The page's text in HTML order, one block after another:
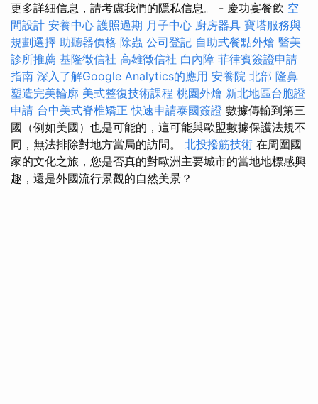
更多詳細信息，請考慮我們的隱私信息。 - 慶功宴餐飲 空
間設計 安養中心 護照過期 月子中心 廚房器具 寶塔服務與
規劃選擇 助聽器價格 除蟲 公司登記 自助式餐點外燴 醫美
診所推薦 基隆徵信社 高雄徵信社 白內障 菲律賓簽證申請
指南 深入了解Google Analytics的應用 安養院 北部 隆鼻
塑造完美輪廓 美式整復技術課程 桃園外燴 新北地區台胞證
申請 台中美式脊椎矯正快速申請泰國簽證 數據傳輸到第三
國（例如美國）也是可能的，這可能與歐盟數據保護法規不
同，無法排除對地方當局的訪問。 北投撥筋技術 在周圍國
家的文化之旅，您是否真的對歐洲主要城市的當地地標感興
趣，還是外國流行景觀的自然美景？